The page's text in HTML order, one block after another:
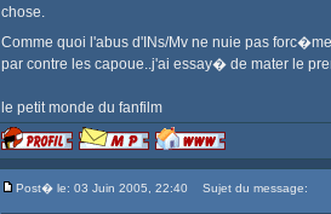
chose.
Comme quoi l'abus d'INs/Mv ne nuie pas
par contre les capoue..j'ai essay� de mater le
le petit monde du fanfilm
Post� le: 03 Juin 2005, 22:40 Sujet du message: